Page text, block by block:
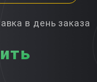
в день заказа